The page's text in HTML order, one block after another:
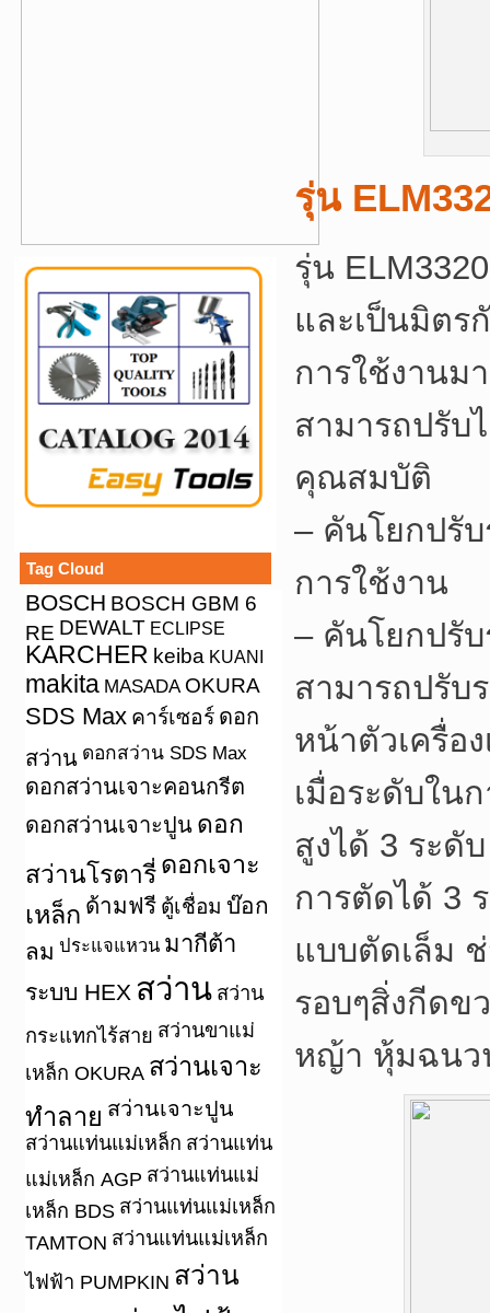
Tag Cloud
BOSCH BOSCH GBM 6
RE DEWALT ECLIPSE
KARCHER keiba KUANI
makita MASADA OKURA
SDS Max คาร์เซอร์ ดอก
สว่าน ดอกสว่าน SDS Max
ดอกสว่านเจาะคอนกรีต
ดอกสว่านเจาะปูน ดอก
สว่านโรตารี่ ดอกเจาะ
เหล็ก ด้ามฟรี ตู้เชื่อม บ๊อก
ลม ประแจแหวน มากีต้า
ระบบ HEX สว่าน สว่าน
กระแทกไร้สาย สว่านขาแม่
เหล็ก OKURA สว่านเจาะ
ทำลาย สว่านเจาะปูน
สว่านแท่นแม่เหล็ก สว่านแท่น
แม่เหล็ก AGP สว่านแท่นแม่
เหล็ก BDS สว่านแท่นแม่เหล็ก
TAMTON สว่านแท่นแม่เหล็ก
ไฟฟ้า PUMPKIN สว่าน
รุ่น
รุ่น
และเป็นมิตร
การใช้งานม
สามารถปรับ
คุณสมบัติ
– คันโยกปรับ
การใช้งาน
– คันโยกปรั
สามารถปรับ
หน้าตัวเครื่อ
เมื่อระดับใน
สูงได้ 3 ระดั
การตัดได้ 3
แบบตัดเล็ม
รอบๆสิ่งกีดข
หญ้า หุ้มฉนว